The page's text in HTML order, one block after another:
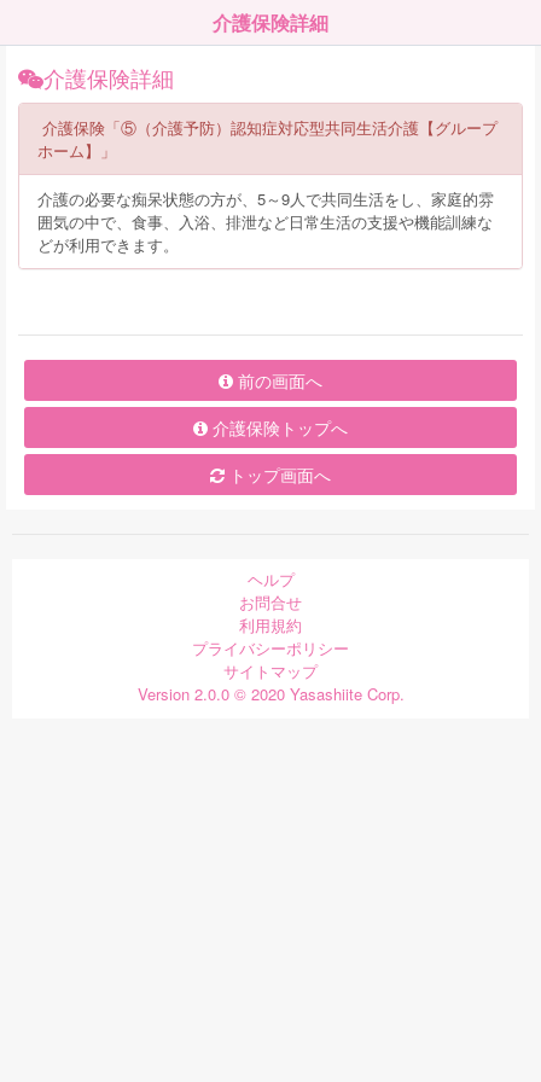
介護保険詳細
介護保険詳細
介護保険「⑤（介護予防）認知症対応型共同生活介護【グループ
ホーム】」
介護の必要な痴呆状態の方が、5～9人で共同生活をし、家庭的雰
囲気の中で、食事、入浴、排泄など日常生活の支援や機能訓練な
どが利用できます。
前の画面へ
介護保険トップへ
トップ画面へ
ヘルプ
お問合せ
利用規約
プライバシーポリシー
サイトマップ
Version 2.0.0 © 2020 Yasashiite Corp.